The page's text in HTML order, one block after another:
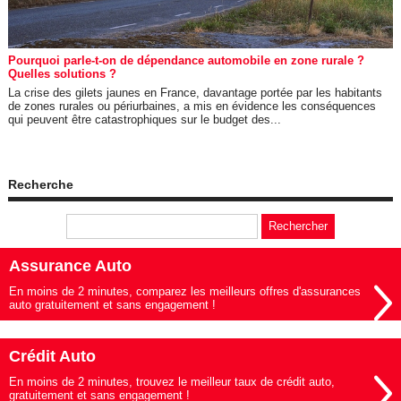
Pourquoi parle-t-on de dépendance automobile en zone rurale ?
Quelles solutions ?
La crise des gilets jaunes en France, davantage portée par les habitants
de zones rurales ou périurbaines, a mis en évidence les conséquences
qui peuvent être catastrophiques sur le budget des...
Recherche
Assurance Auto
En moins de 2 minutes, comparez les meilleurs offres d'assurances
auto gratuitement et sans engagement !
Crédit Auto
En moins de 2 minutes, trouvez le meilleur taux de crédit auto,
gratuitement et sans engagement !